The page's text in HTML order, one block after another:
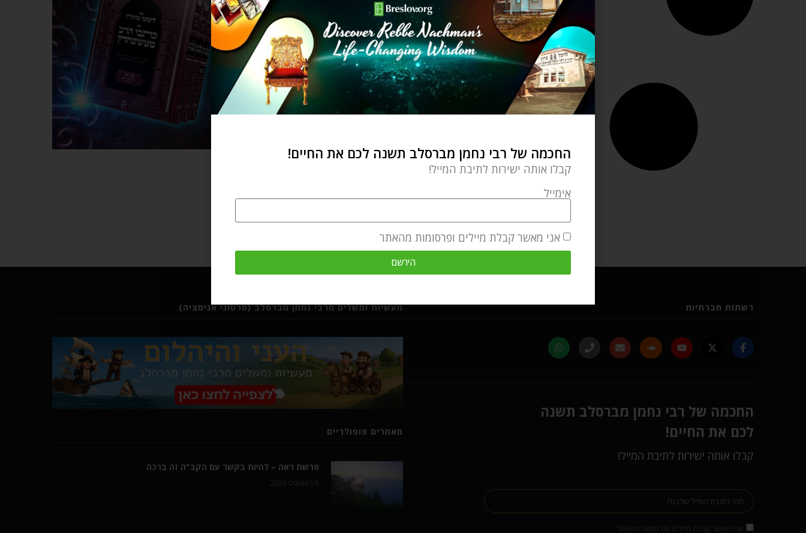
רשתות חברתיות
החכמה של רבי נחמן מברסלב תשנה
לכם את החיים!
קבלו אותה ישירות לתיבת המייל!
מעשיות ומשלים מרבי נחמן מברסלב (סרטוני אנימציה)
מאמרים פופולריים
פרשת ראה – להיות בקשר עם הקב"ה זה ברכה
החכמה של רבי נחמן מברסלב תשנה לכם את החיים!
קבלו אותה ישירות לתיבת המייל!
אימייל
אני מאשר קבלת מיילים ופרסומות מהאתר
הירשם